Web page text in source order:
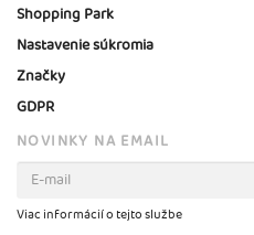
Shopping Park
Nastavenie súkromia
Značky
GDPR
NOVINKY NA EMAIL
Viac informácií o tejto službe